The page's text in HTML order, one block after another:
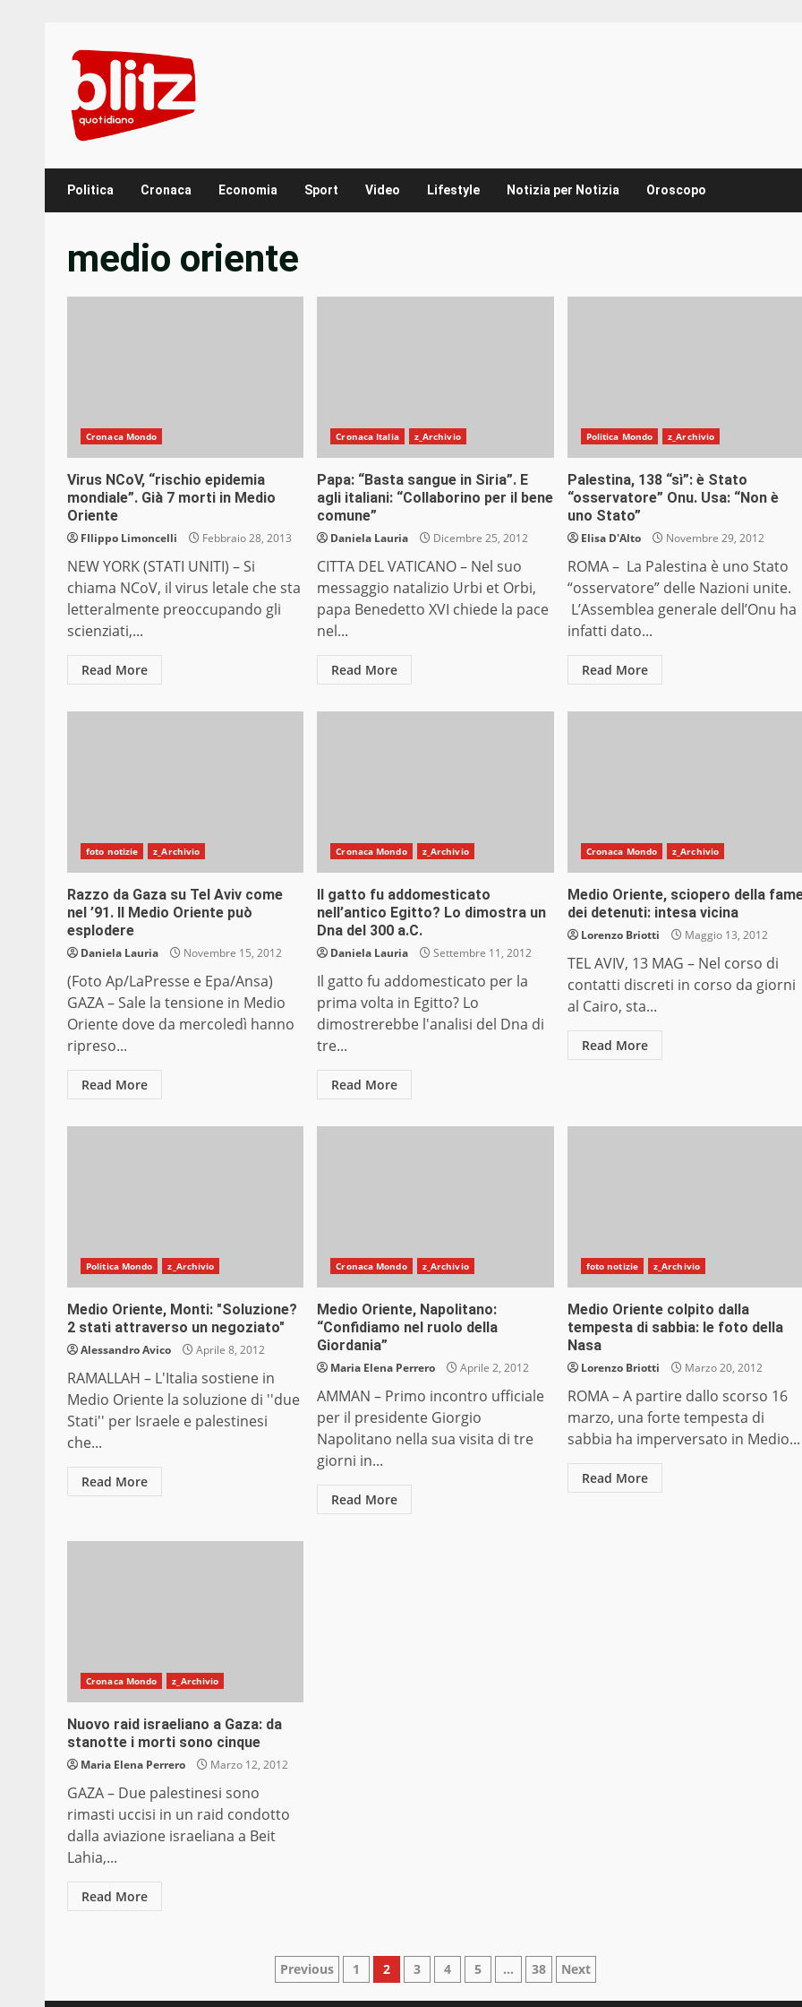
content
Politica Cronaca Economia Sport Video Lifestyle Notizia per Notizia Oroscopo
medio oriente
Cronaca Mondo
Virus NCoV, “rischio epidemia
mondiale”. Già 7 morti in Medio
Oriente
FIlippo Limoncelli Febbraio 28, 2013
NEW YORK (STATI UNITI) – Si
chiama NCoV, il virus letale che sta
letteralmente preoccupando gli
scienziati,...
Read More
Cronaca Italia z_Archivio
Papa: “Basta sangue in Siria”. E
agli italiani: “Collaborino per il bene
comune”
Daniela Lauria Dicembre 25, 2012
CITTA DEL VATICANO – Nel suo
messaggio natalizio Urbi et Orbi,
papa Benedetto XVI chiede la pace
nel...
Read More
Politica Mondo z_Archivio
Palestina, 138 “sì”: è Stato
“osservatore” Onu. Usa: “Non è
uno Stato”
Elisa D'Alto Novembre 29, 2012
ROMA – La Palestina è uno Stato
“osservatore” delle Nazioni unite.
L’Assemblea generale dell’Onu ha
infatti dato...
Read More
foto notizie z_Archivio
Razzo da Gaza su Tel Aviv come
nel ’91. Il Medio Oriente può
esplodere
Daniela Lauria Novembre 15, 2012
(Foto Ap/LaPresse e Epa/Ansa)
GAZA – Sale la tensione in Medio
Oriente dove da mercoledì hanno
ripreso...
Read More
Cronaca Mondo z_Archivio
Il gatto fu addomesticato
nell’antico Egitto? Lo dimostra un
Dna del 300 a.C.
Daniela Lauria Settembre 11, 2012
Il gatto fu addomesticato per la
prima volta in Egitto? Lo
dimostrerebbe l'analisi del Dna di
tre...
Read More
Cronaca Mondo z_Archivio
Medio Oriente, sciopero della
dei detenuti: intesa vicina
Lorenzo Briotti Maggio 13, 2012
TEL AVIV, 13 MAG – Nel corso di
contatti discreti in corso da giorni
al Cairo, sta...
Read More
Politica Mondo z_Archivio
Medio Oriente, Monti: "Soluzione?
2 stati attraverso un negoziato"
Alessandro Avico Aprile 8, 2012
RAMALLAH – L'Italia sostiene in
Medio Oriente la soluzione di ''due
Stati'' per Israele e palestinesi
che...
Read More
Cronaca Mondo z_Archivio
Medio Oriente, Napolitano:
“Confidiamo nel ruolo della
Giordania”
Maria Elena Perrero Aprile 2, 2012
AMMAN – Primo incontro ufficiale
per il presidente Giorgio
Napolitano nella sua visita di tre
giorni in...
Read More
foto notizie z_Archivio
Medio Oriente colpito dalla
tempesta di sabbia: le foto della
Nasa
Lorenzo Briotti Marzo 20, 2012
ROMA – A partire dallo scorso 16
marzo, una forte tempesta di
sabbia ha imperversato in Medio...
Read More
Cronaca Mondo z_Archivio
Nuovo raid israeliano a Gaza: da
stanotte i morti sono cinque
Maria Elena Perrero Marzo 12, 2012
GAZA – Due palestinesi sono
rimasti uccisi in un raid condotto
dalla aviazione israeliana a Beit
Lahia,...
Read More
Paginazione
Previous 1 2 3 4 5 … 38 Next